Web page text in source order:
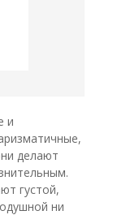
и
делают
густой,
ни